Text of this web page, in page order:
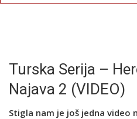
Turska Serija –
Najava 2 (VIDEO)
Stigla nam je još jedna video